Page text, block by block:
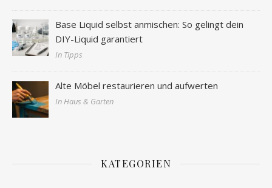
Base Liquid selbst anmischen: So gelingt dein
DIY-Liquid garantiert
In Tipps
Alte Möbel restaurieren und aufwerten
In Haus & Garten
KATEGORIEN